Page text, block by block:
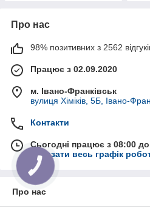
Про нас
98% позитивних з 2562
Працює з 02.09.2020
м. Івано-Франківськ
вулиця Хіміків, 5Б, Івано-
Контакти
Сьогодні працює з 08:00
Показати весь графік
Про нас
КНОПКА
ЗВ'ЯЗКУ